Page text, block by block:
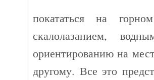
покататься на
скалолазанием,
ориентированию на
другому. Все это